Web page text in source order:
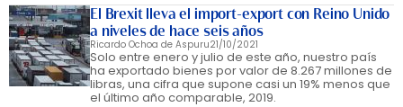
El Brexit lleva el import-export con Reino Unido
a niveles de hace seis años
Ricardo Ochoa de Aspuru21/10/2021
Solo entre enero y julio de este año, nuestro país
ha exportado bienes por valor de 8.267 millones de
libras, una cifra que supone casi un 19% menos que
el último año comparable, 2019.